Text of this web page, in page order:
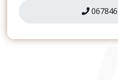
Sistema di ausilio al parcheggio plus
Sistema di controllo pressione